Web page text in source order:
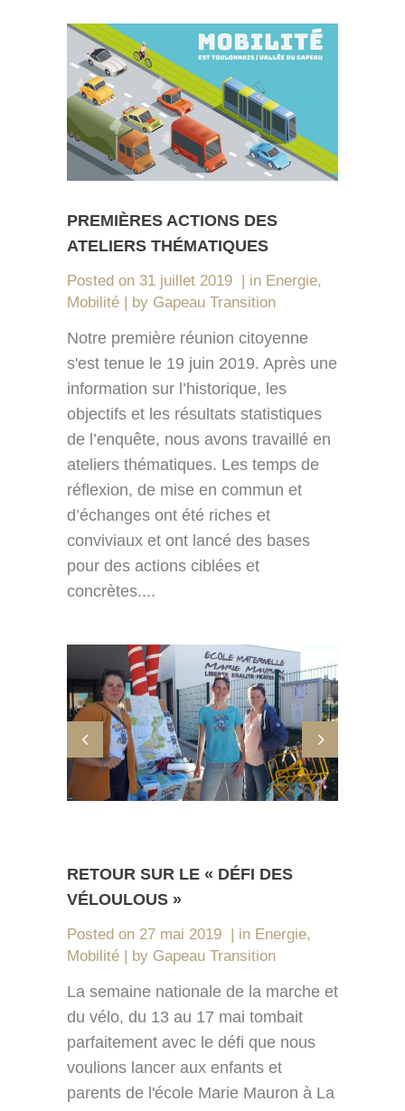
PREMIÈRES ACTIONS DES
ATELIERS THÉMATIQUES
Posted on 31 juillet 2019 in Energie,
Mobilité
by Gapeau Transition
Notre première réunion citoyenne
s'est tenue le 19 juin 2019. Après une
information sur l’historique, les
objectifs et les résultats statistiques
de l’enquête, nous avons travaillé en
ateliers thématiques. Les temps de
réflexion, de mise en commun et
d’échanges ont été riches et
conviviaux et ont lancé des bases
pour des actions ciblées et
concrètes....
RETOUR SUR LE « DÉFI DES
VÉLOULOUS »
Posted on 27 mai 2019 in Energie,
Mobilité
by Gapeau Transition
La semaine nationale de la marche et
du vélo, du 13 au 17 mai tombait
parfaitement avec le défi que nous
voulions lancer aux enfants et
parents de l'école Marie Mauron à La